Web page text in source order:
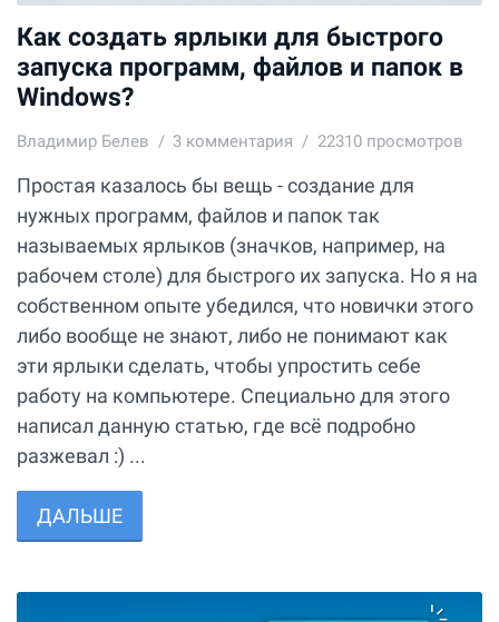
Как создать ярлыки для быстрого
запуска программ, файлов и папок в
Windows?
Владимир Белев 3 комментария 22310 просмотров
Простая казалось бы вещь - создание для
нужных программ, файлов и папок так
называемых ярлыков (значков, например, на
рабочем столе) для быстрого их запуска. Но я на
собственном опыте убедился, что новички этого
либо вообще не знают, либо не понимают как
эти ярлыки сделать, чтобы упростить себе
работу на компьютере. Специально для этого
написал данную статью, где всё подробно
разжевал :) ...
ДАЛЬШЕ